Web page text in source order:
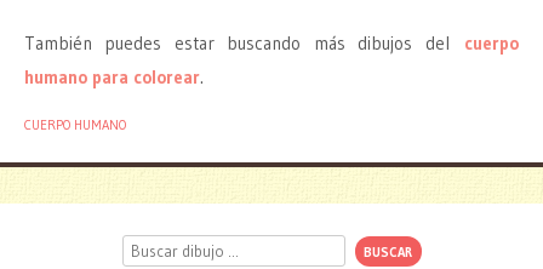
También puedes estar buscando más dibujos del cuerpo
humano para colorear.
CUERPO HUMANO
Buscar